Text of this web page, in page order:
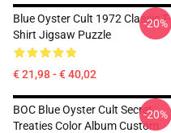
Blue Oyster Cult 1972 Classic T-
Shirt Jigsaw Puzzle
€ 21,98 - € 40,02
-20%
BOC Blue Oyster Cult Secret
Treaties Color Album Custom
-20%